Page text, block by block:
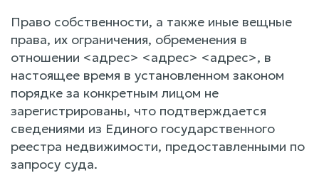
Право собственности, а также иные вещные
права, их ограничения, обременения в
отношении <адрес> <адрес> <адрес>, в
настоящее время в установленном законом
порядке за конкретным лицом не
зарегистрированы, что подтверждается
сведениями из Единого государственного
реестра недвижимости, предоставленными по
запросу суда.